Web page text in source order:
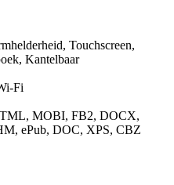
Touchscreen,
Kantelbaar
Fi
MOBI, FB2, DOCX,
ePub, DOC, XPS, CBZ